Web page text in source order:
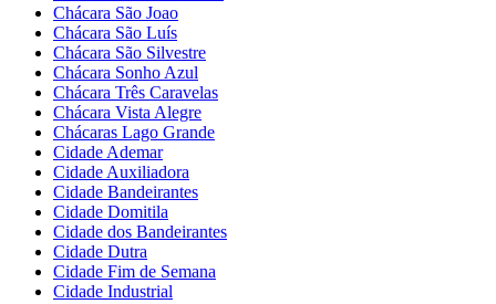
Chácara São Joao
Chácara São Luís
Chácara São Silvestre
Chácara Sonho Azul
Chácara Três Caravelas
Chácara Vista Alegre
Chácaras Lago Grande
Cidade Ademar
Cidade Auxiliadora
Cidade Bandeirantes
Cidade Domitila
Cidade dos Bandeirantes
Cidade Dutra
Cidade Fim de Semana
Cidade Industrial